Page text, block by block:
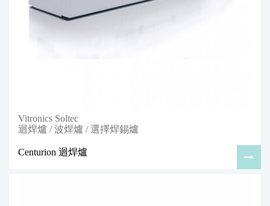
Vitronics Soltec
迴焊爐 / 波焊爐 / 選擇焊錫爐
Centurion 迴焊爐